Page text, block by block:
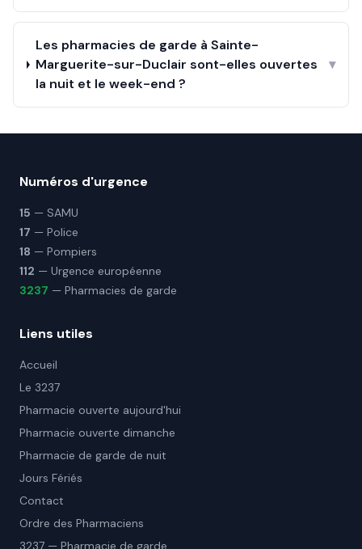
Les pharmacies de garde à Sainte-
Marguerite-sur-Duclair sont-elles ouvertes
la nuit et le week-end ?
▾
Numéros d'urgence
15 — SAMU
17 — Police
18 — Pompiers
112 — Urgence européenne
3237 — Pharmacies de garde
Liens utiles
Accueil
Le 3237
Pharmacie ouverte aujourd'hui
Pharmacie ouverte dimanche
Pharmacie de garde de nuit
Jours Fériés
Contact
Ordre des Pharmaciens
3237 — Pharmacie de garde